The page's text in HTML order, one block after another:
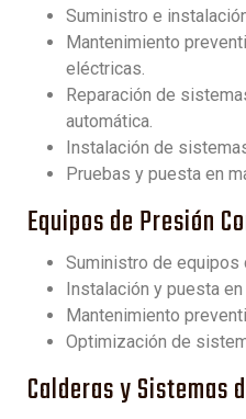
Suministro e
Mantenimiento
eléctricas.
Reparación de
automática.
Instalación de
Pruebas y puesta en
Equipos de Presión
Suministro de equipos
Instalación y puesta
Mantenimiento
Optimización de
Calderas y Sistemas